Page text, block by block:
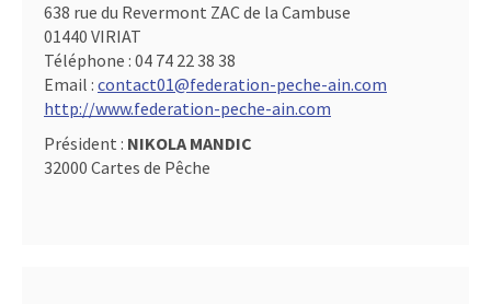
638 rue du Revermont ZAC de la Cambuse
01440 VIRIAT
Téléphone : 04 74 22 38 38
Email : contact01@federation-peche-ain.com
http://www.federation-peche-ain.com
Président : NIKOLA MANDIC
32000 Cartes de Pêche